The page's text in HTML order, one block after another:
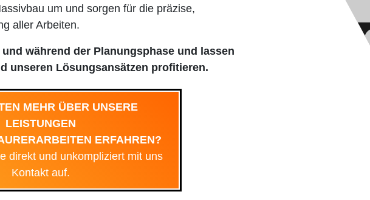
um und sorgen für die präzise,
aller Arbeiten.
während der Planungsphase und lassen
unseren Lösungsansätzen profitieren.
MEHR ÜBER UNSERE
LEISTUNGEN
ERFAHREN?
direkt und unkompliziert mit uns
Kontakt auf.